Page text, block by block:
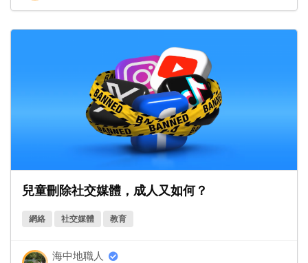
兒童刪除社交媒體，成人又如何？
網絡 社交媒體 教育
海中地職人